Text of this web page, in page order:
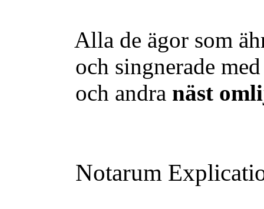
Alla de ägor som
och singnerade
och andra näst
Notarum